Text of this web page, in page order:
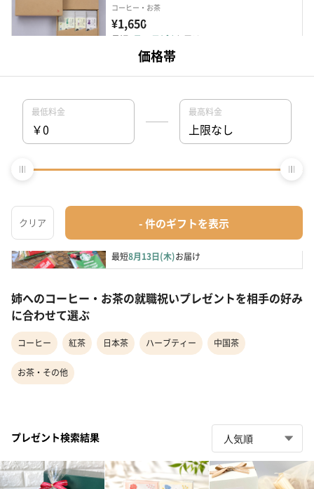
コーヒー・お茶
¥1,650
最短 8月14日(金) お届け
【誕生日から結婚祝い、お礼のギフトに】セレブ
コーヒー・お茶
¥3,240
コーヒー・お茶
¥7,800〜
最短8月13日(木)お届け
姉へのコーヒー・お茶の就職祝いプレゼントを相手の好み
に合わせて選ぶ
コーヒー 紅茶 日本茶 ハーブティー 中国茶
お茶・その他
プレゼント検索結果